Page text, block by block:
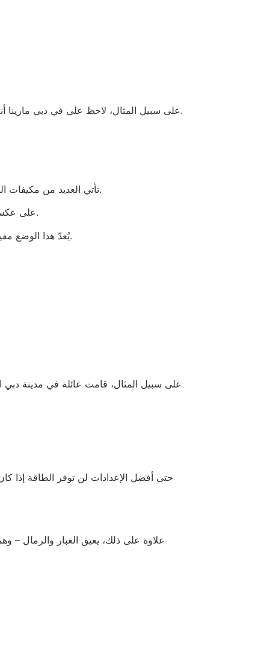
على سبيل المثال، لاحظ علي في دبي مارينا أنه عند تشغيل وضع “المروحة التلقائية”، يُعدّل مكيف الهواء تدفق الهواء تلقائيًا حسب الحاجة، مما يُبرّد بكفاءة دون إرهاق النظام.
تأتي العديد من مكيفات الهواء الحديثة مزودة بميزة تُسمى “الوضع الجاف”. فبدلاً من التركيز على خفض درجة الحرارة، تُقلل هذه الميزة من رطوبة الهواء.
على عكس “الوضع البارد”، الذي قد يكون مُستهلكًا للطاقة، يستهلك “الوضع الجاف” طاقة أقل مع الحفاظ على برودة الغرفة وراحة أكبر.
يُعدّ هذا الوضع مفيدًا بشكل خاص في المناطق الساحلية الرطبة مثل جميرا، حيث قد يكون الهواء اللزج لا يُطاق حتى في درجات الحرارة المعتدلة.
على سبيل المثال، قامت عائلة في مدينة دبي
حتى أفضل الإعدادات لن توفر الطاقة إذا
علاوة على ذلك، يعيق الغبار والرمال –